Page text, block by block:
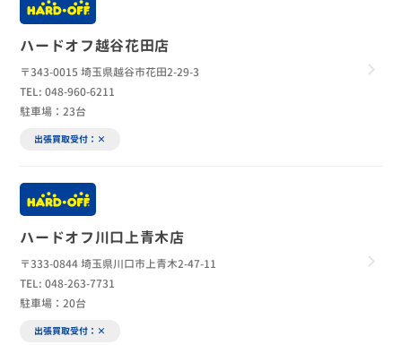
ハードオフ越谷花田店
〒343-0015 埼玉県越谷市花田2-29-3
TEL: 048-960-6211
駐車場：23台
出張買取受付：×
ハードオフ川口上青木店
〒333-0844 埼玉県川口市上青木2-47-11
TEL: 048-263-7731
駐車場：20台
出張買取受付：×